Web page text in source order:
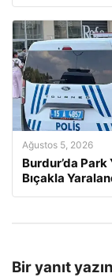
Ağustos 5, 2026
Burdur’da Park
Bıçakla
Bir yanıt yazın